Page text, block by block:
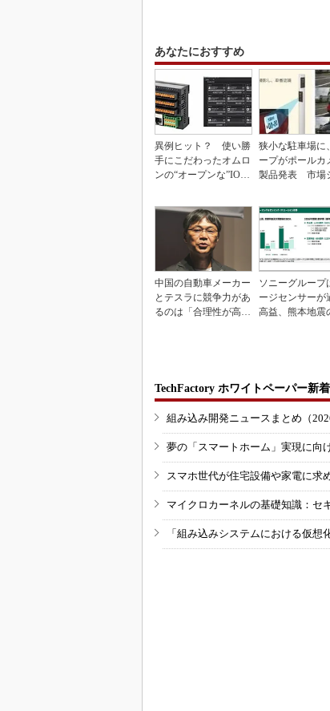
あなたにおすすめ
異例ヒット？ 使い勝
手にこだわったオムロ
ンの“オープンな”IO-L
狭小な駐車場に
ープがポールカ
製品発表 市場
中国の自動車メーカー
とテスラに競争力があ
るのは「合理性が高
ソニーグループ
ージセンサーが
高益、熊本地震
TechFactory ホワイトペーパー新
組み込み開発ニュースまとめ（
夢の「スマートホーム」実現に向
スマホ世代が住宅設備や家電に求
マイクロカーネルの基礎知識：セ
「組み込みシステムにおける仮